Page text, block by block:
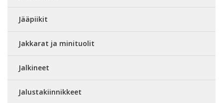
Jääpiikit
Jakkarat ja minituolit
Jalkineet
Jalustakiinnikkeet